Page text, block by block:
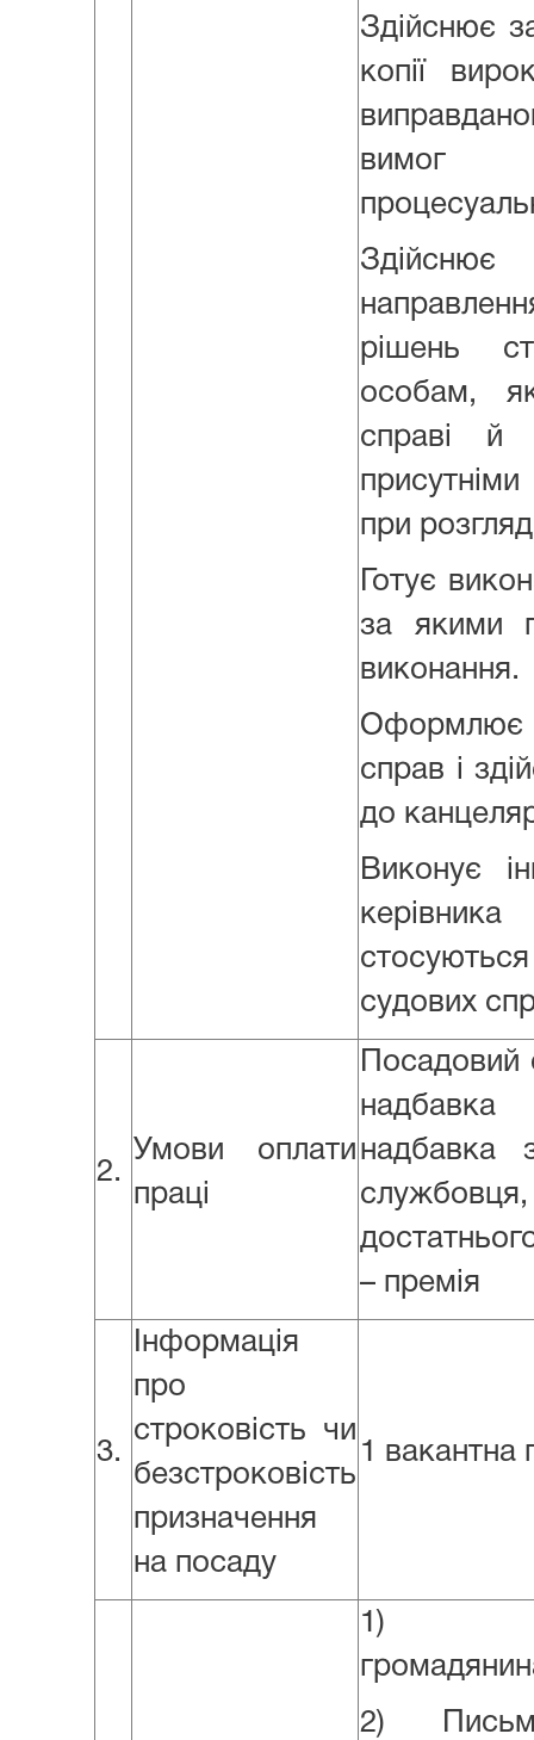
Здійснює
копії
вимог
рішень
особам,
справі й
при
Готує
за якими
виконання.
Оформлює
справ і
до
Виконує
стосуються
судових
2.
Умови оплати
праці
надбавка
надбавка
– премія
3.
Інформація
про
строковість чи
безстроковість
призначення
на посаду
1 вакантна
1)
2)